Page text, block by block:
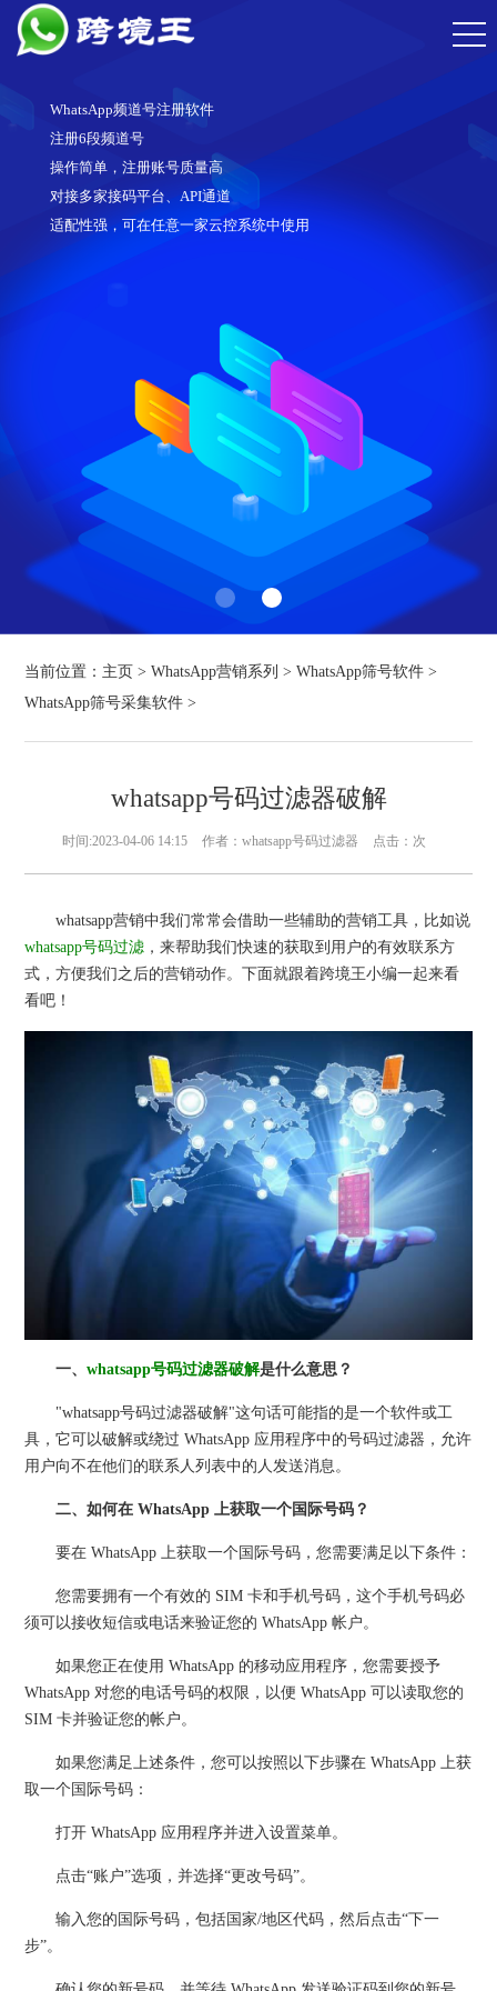
WhatsApp频道号注册软件
注册6段频道号
操作简单，注册账号质量高
对接多家接码平台、API通道
适配性强，可在任意一家云控系统中使用
当前位置： 主页 >WhatsApp营销系列 >WhatsApp筛号软件 >
WhatsApp筛号采集软件 >
whatsapp号码过滤器破解
时间:2023-04-06 14:15 作者：whatsapp号码过滤器 点击： 次
whatsapp营销中我们常常会借助一些辅助的营销工具，比如说
whatsapp号码过滤 ，来帮助我们快速的获取到用户的有效联系方
式，方便我们之后的营销动作。下面就跟着跨境王小编一起来看
看吧！
一、whatsapp号码过滤器破解是什么意思？
"whatsapp号码过滤器破解"这句话可能指的是一个软件或工
具，它可以破解或绕过 WhatsApp 应用程序中的号码过滤器，允许
用户向不在他们的联系人列表中的人发送消息。
二、如何在 WhatsApp 上获取一个国际号码？
要在 WhatsApp 上获取一个国际号码，您需要满足以下条件：
您需要拥有一个有效的 SIM 卡和手机号码，这个手机号码必
须可以接收短信或电话来验证您的 WhatsApp 帐户。
如果您正在使用 WhatsApp 的移动应用程序，您需要授予
WhatsApp 对您的电话号码的权限，以便 WhatsApp 可以读取您的
SIM 卡并验证您的帐户。
如果您满足上述条件，您可以按照以下步骤在 WhatsApp 上获
取一个国际号码：
打开 WhatsApp 应用程序并进入设置菜单。
点击“账户”选项，并选择“更改号码”。
输入您的国际号码，包括国家/地区代码，然后点击“下一
步”。